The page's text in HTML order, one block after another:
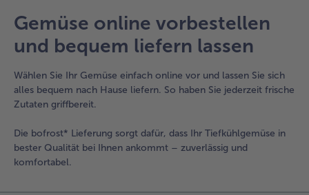
Gemüse online vorbestellen
und bequem liefern lassen
Wählen Sie Ihr Gemüse einfach online vor und lassen Sie sich
alles bequem nach Hause liefern. So haben Sie jederzeit frische
Zutaten griffbereit.
Die bofrost* Lieferung sorgt dafür, dass Ihr Tiefkühlgemüse in
bester Qualität bei Ihnen ankommt – zuverlässig und
komfortabel.